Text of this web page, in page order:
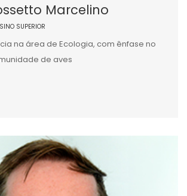
Marcelino
SUPERIOR
na área de Ecologia, com ênfase no
de aves